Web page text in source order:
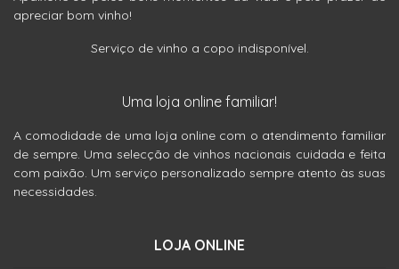
apreciar bom vinho!
Serviço de vinho a copo indisponível.
Uma loja online familiar!
A comodidade de uma loja online com o atendimento familiar
de sempre. Uma selecção de vinhos nacionais cuidada e feita
com paixão. Um serviço personalizado sempre atento às suas
necessidades.
LOJA ONLINE